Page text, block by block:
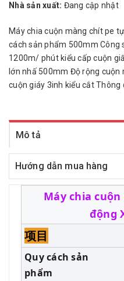
Nhà sản xuất: Đang cập nhật
Máy chia cuộn màng chít pe
cách sản phẩm 500mm
1200m/ phút kiểu cấp cuộn
lớn nhấ 500mm Độ rộng
cuộn giáy 3inh kiểu cắt Thông
Mô tả
Hướng dẫn mua hàng
Máy chia
động
项目
Quy cách sản
phẩm